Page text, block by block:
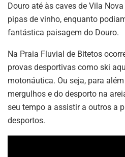
Douro até às caves de Vila
pipas de vinho, enquanto
fantástica paisagem do Douro.
Na Praia Fluvial de Bitetos
provas desportivas como ski
motonáutica. Ou seja, para
mergulhos e do desporto na
seu tempo a assistir a outros a
desportos.